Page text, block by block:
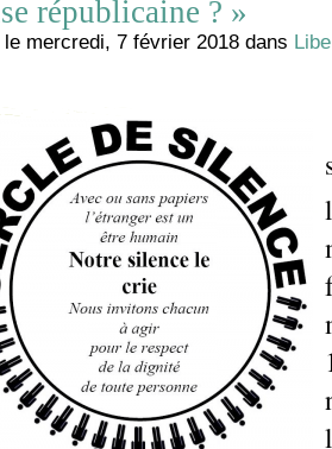
républicaine ? »
le mercredi, 7 février 2018 dans